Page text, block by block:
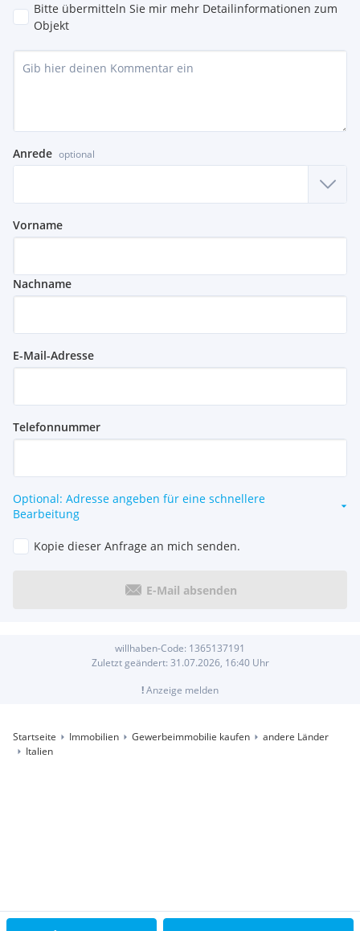
Bitte übermitteln Sie mir mehr Detailinformationen zum
Objekt
Anrede optional
Vorname
Nachname
E-Mail-Adresse
Telefonnummer
Optional: Adresse angeben für eine schnellere
Bearbeitung
Kopie dieser Anfrage an mich senden.
E-Mail absenden
willhaben-Code: 1365137191
Zuletzt geändert: 31.07.2026, 16:40Uhr
!Anzeige melden
Startseite Immobilien Gewerbeimmobilie kaufen
andere Länder
Italien